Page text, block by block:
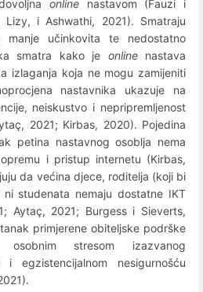
online nastavom (Fauzi i
Lizy, i Ashwathi, 2021). Smatraju
manje učinkovita te nedostatno
smatra kako je onlinenastava
izlaganja koja ne mogu zamijeniti
nastavnika ukazuje na
neiskustvo i nepripremljenost
2021; Kirbas, 2020). Pojedina
petina nastavnog osoblja nema
i pristup internetu (Kirbas,
da većina djece, roditelja (koji bi
studenata nemaju dostatne IKT
Aytaç, 2021; Burgess i Sieverts,
primjerene obiteljske podrške
stresom izazvanog
i egzistencijalnom nesigurnošću